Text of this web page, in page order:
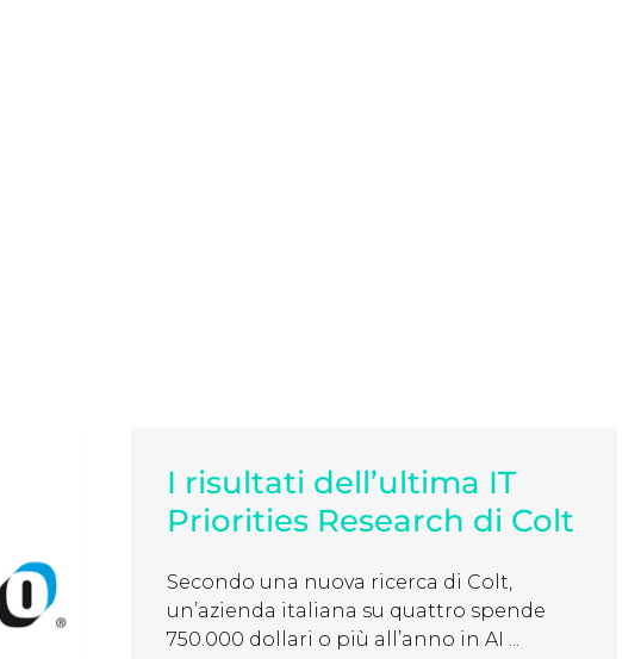
I risultati dell’ultima IT
Priorities Research di Colt
Secondo una nuova ricerca di Colt,
un’azienda italiana su quattro spende
750.000 dollari o più all’anno in AI ...